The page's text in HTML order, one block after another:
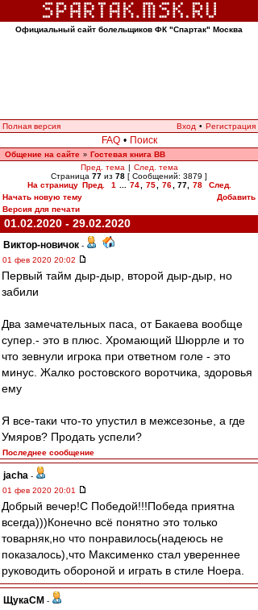
Официальный сайт болельщиков ФК "Спартак" Москва
Полная версия Вход • Регистрация
FAQ • Поиск
Общение на сайте » Гостевая книга ВВ
Пред. тема | След. тема
Страница 77 из 78 [ Сообщений: 3879 ]
На страницу Пред. 1 74 75 76 77, 78
След.
Начать новую тему
Добавить
Версия для печати
01.02.2020 - 29.02.2020
Виктор-новичок -
01 фев 2020 20:02
Первый тайм дыр-дыр, второй дыр-дыр, но
забили
Два замечательных паса, от Бакаева вообще
супер.- это в плюс. Хромающий Шюррле и то
что зевнули игрока при ответном голе - это
минус. Жалко ростовского воротчика, здоровья
ему
Я все-таки что-то упустил в межсезонье, а где
Умяров? Продать успели?
Последнее сообщение
jacha -
01 фев 2020 20:01
Добрый вечер!С Победой!!!Победа приятна
всегда)))Конечно всё понятно это только
товарняк,но что понравилось(надеюсь не
показалось),что Максименко стал увереннее
руководить обороной и играть в стиле Ноера.
ЩукаСМ -